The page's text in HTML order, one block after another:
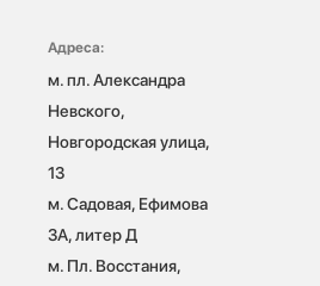
Адреса:
м. пл. Александра
Невского,
Новгородская улица,
13
м. Садовая, Ефимова
3А, литер Д
м. Пл. Восстания,